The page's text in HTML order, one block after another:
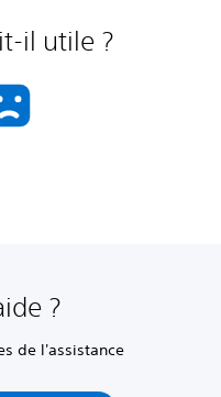
il utile ?
?
de l'assistance